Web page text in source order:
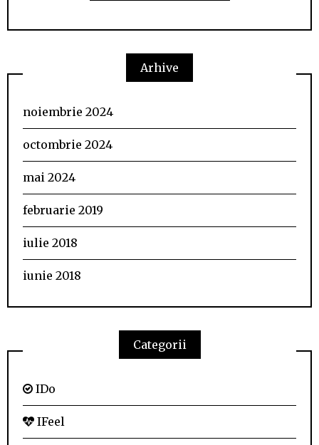
Arhive
noiembrie 2024
octombrie 2024
mai 2024
februarie 2019
iulie 2018
iunie 2018
Categorii
IDo
IFeel